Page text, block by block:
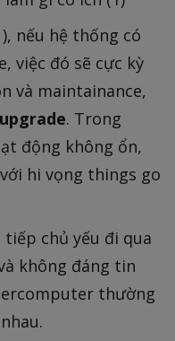
nếu hệ thống có
việc đó sẽ cực kỳ
và maintainance,
. Trong
động không ổn,
hi vọng things go
tiếp chủ yếu đi qua
không đáng tin
thường